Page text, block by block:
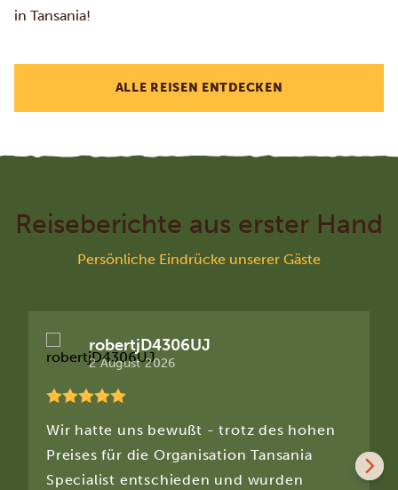
in Tansania!
ALLE REISEN ENTDECKEN
Reiseberichte aus erster Hand
Persönliche Eindrücke unserer Gäste
robertjD4306UJ
2 August 2026
Wir hatte uns bewußt - trotz des hohen
Preises für die Organisation Tansania
Specialist entschieden und wurden